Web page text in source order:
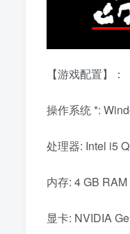
【游戏配置】：
操作系统 *:
处理器: Intel i5
内存: 4 GB RAM
显卡: NVIDIA